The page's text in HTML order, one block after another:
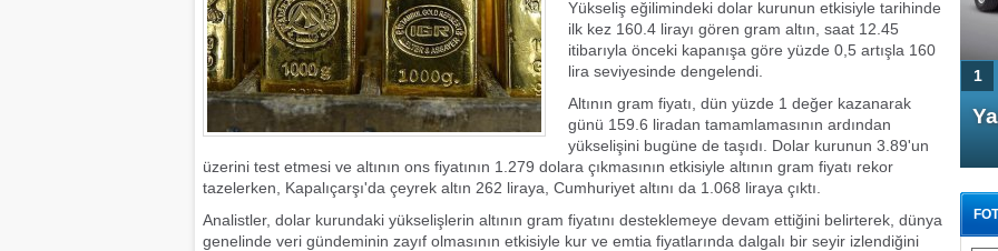
Yükseliş eğilimindeki dolar kurunun etkisiyle tarihinde
ilk kez 160.4 lirayı gören gram altın, saat 12.45
itibarıyla önceki kapanışa göre yüzde 0,5 artışla 160
lira seviyesinde dengelendi.
Altının gram fiyatı, dün yüzde 1 değer kazanarak
günü 159.6 liradan tamamlamasının ardından
yükselişini bugüne de taşıdı. Dolar kurunun 3.89'un
üzerini test etmesi ve altının ons fiyatının 1.279 dolara çıkmasının etkisiyle altının gram fiyatı rekor
tazelerken, Kapalıçarşı'da çeyrek altın 262 liraya, Cumhuriyet altını da 1.068 liraya çıktı.
Analistler, dolar kurundaki yükselişlerin altının gram fiyatını desteklemeye devam ettiğini belirterek, dünya
genelinde veri gündeminin zayıf olmasının etkisiyle kur ve emtia fiyatlarında dalgalı bir seyir izlendiğini
4 Kapılı AMG GT Coupe
Türkiye'de satışa çıktı
1